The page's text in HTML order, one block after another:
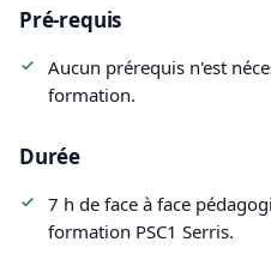
Pré-requis
Aucun prérequis n'est
formation.
Durée
7 h de face à face
formation PSC1 Serris.